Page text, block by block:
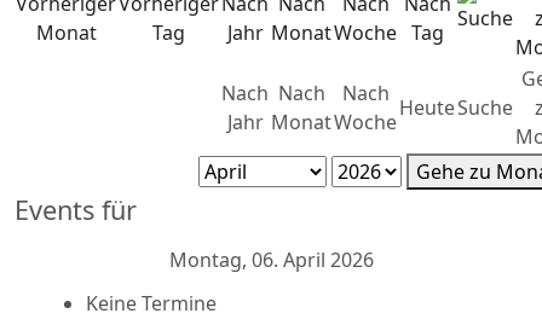
Nach
Jahr
Nach
Monat
Nach
Woche
HeuteSuche
Gehe zu
Events für
Montag, 06. April 2026
Keine Termine